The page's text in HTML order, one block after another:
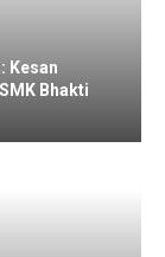
Kesan
Bhakti